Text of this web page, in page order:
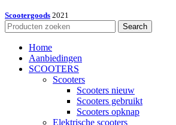
Scootergoods 2021
Search
Home
Aanbiedingen
SCOOTERS
Scooters
Scooters nieuw
Scooters gebruikt
Scooters opknap
Elektrische scooters